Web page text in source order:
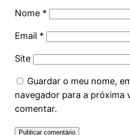
Nome *
Email *
Site
Guardar o meu nome,
navegador para a próxima
comentar.